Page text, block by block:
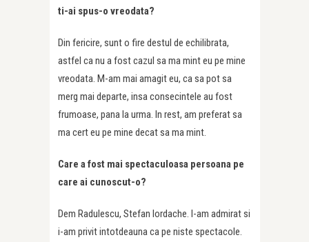
ti-ai spus-o vreodata?
Din fericire, sunt o fire destul de echilibrata,
astfel ca nu a fost cazul sa ma mint eu pe mine
vreodata. M-am mai amagit eu, ca sa pot sa
merg mai departe, insa consecintele au fost
frumoase, pana la urma. In rest, am preferat sa
ma cert eu pe mine decat sa ma mint.
Care a fost mai spectaculoasa persoana pe
care ai cunoscut-o?
Dem Radulescu, Stefan Iordache. I-am admirat si
i-am privit intotdeauna ca pe niste spectacole.